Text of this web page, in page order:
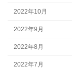
2022年10月
2022年9月
2022年8月
2022年7月